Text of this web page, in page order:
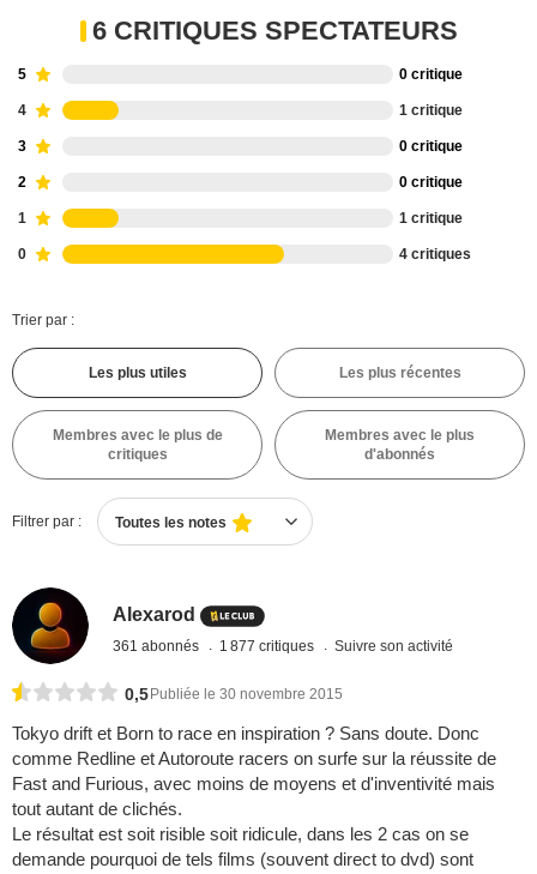
6 CRITIQUES SPECTATEURS
5 0 critique
4 1 critique
3 0 critique
2 0 critique
1 1 critique
0 4 critiques
Trier par :
Les plus utiles Les plus récentes
Membres avec le plus de
critiques
Membres avec le plus
d'abonnés
Filtrer par : Toutes les notes
Alexarod
361 abonnés 1 877 critiques Suivre son activité
0,5 Publiée le 30 novembre 2015
Tokyo drift et Born to race en inspiration ? Sans doute. Donc
comme Redline et Autoroute racers on surfe sur la réussite de
Fast and Furious, avec moins de moyens et d'inventivité mais
tout autant de clichés.
Le résultat est soit risible soit ridicule, dans les 2 cas on se
demande pourquoi de tels films (souvent direct to dvd) sont